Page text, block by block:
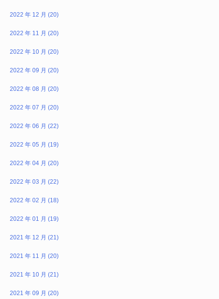
2022 年 12 月 (20)
2022 年 11 月 (20)
2022 年 10 月 (20)
2022 年 09 月 (20)
2022 年 08 月 (20)
2022 年 07 月 (20)
2022 年 06 月 (22)
2022 年 05 月 (19)
2022 年 04 月 (20)
2022 年 03 月 (22)
2022 年 02 月 (18)
2022 年 01 月 (19)
2021 年 12 月 (21)
2021 年 11 月 (20)
2021 年 10 月 (21)
2021 年 09 月 (20)